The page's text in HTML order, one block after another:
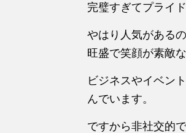
完璧すぎてプライ
やはり人気がある
旺盛で笑顔が素敵な
ビジネスやイベン
んでいます。
ですから非社交的